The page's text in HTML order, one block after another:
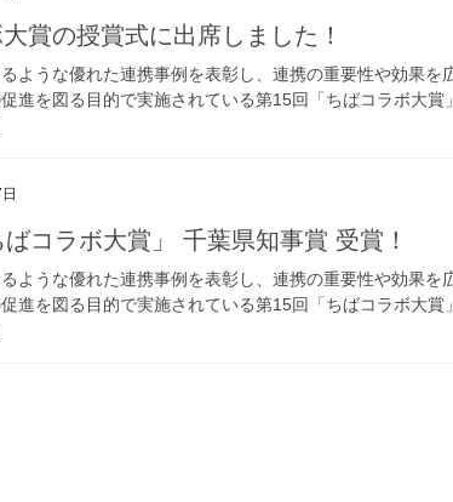
賞の授賞式に出席しました！
ような優れた連携事例を表彰し、連携の重要性や効果を
進を図る目的で実施されている第15回「ちばコラボ大
コラボ大賞」 千葉県知事賞 受賞！
ような優れた連携事例を表彰し、連携の重要性や効果を
進を図る目的で実施されている第15回「ちばコラボ大